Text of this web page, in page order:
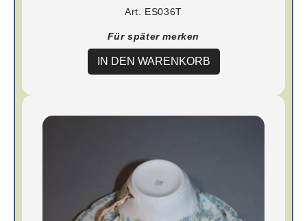
Art. ES036T
Für später merken
IN DEN WARENKORB